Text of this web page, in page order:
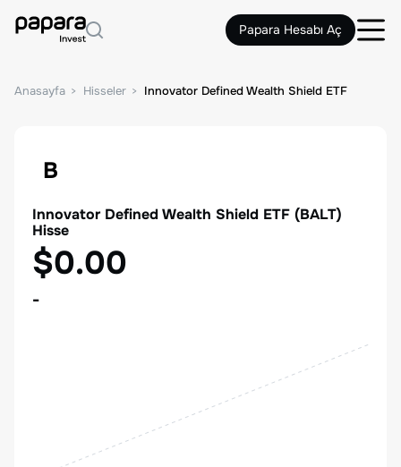
Papara Hesabı Aç
Anasayfa Hisseler Innovator Defined Wealth Shield ETF
B
Innovator Defined Wealth Shield ETF (BALT)
Hisse
$0.00
-